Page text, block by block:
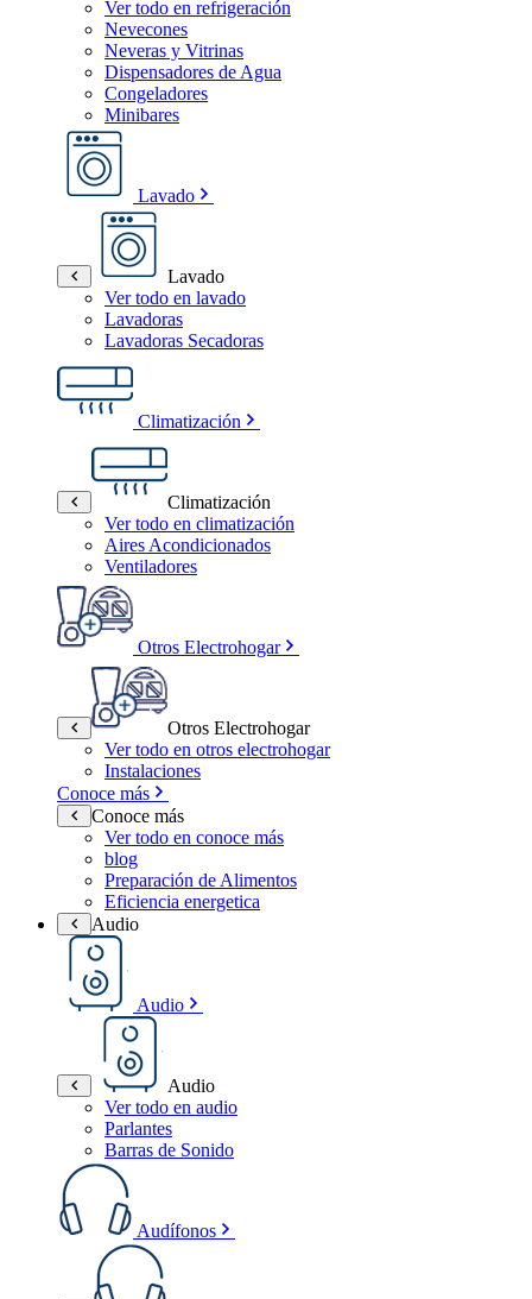
Ver todo en refrigeración
Nevecones
Neveras y Vitrinas
Dispensadores de Agua
Congeladores
Minibares
Lavado
Lavado
Ver todo en lavado
Lavadoras
Lavadoras Secadoras
Climatización
Climatización
Ver todo en climatización
Aires Acondicionados
Ventiladores
Otros Electrohogar
Otros Electrohogar
Ver todo en otros electrohogar
Instalaciones
Conoce más
Conoce más
Ver todo en conoce más
blog
Preparación de Alimentos
Eficiencia energetica
Audio
Audio
Audio
Ver todo en audio
Parlantes
Barras de Sonido
Audífonos